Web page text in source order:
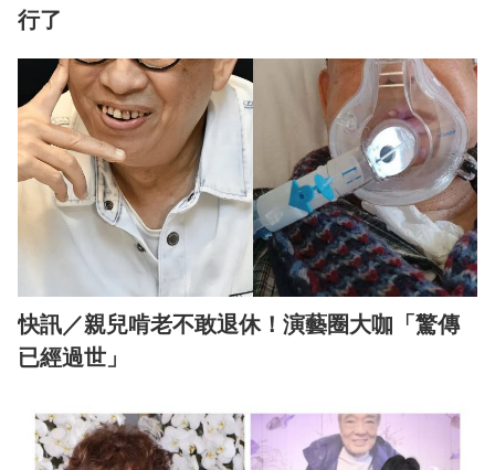
行了
快訊／親兒啃老不敢退休！演藝圈大咖「驚傳
已經過世」